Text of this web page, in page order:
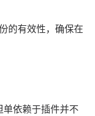
的有效性，确保在
依赖于插件并不